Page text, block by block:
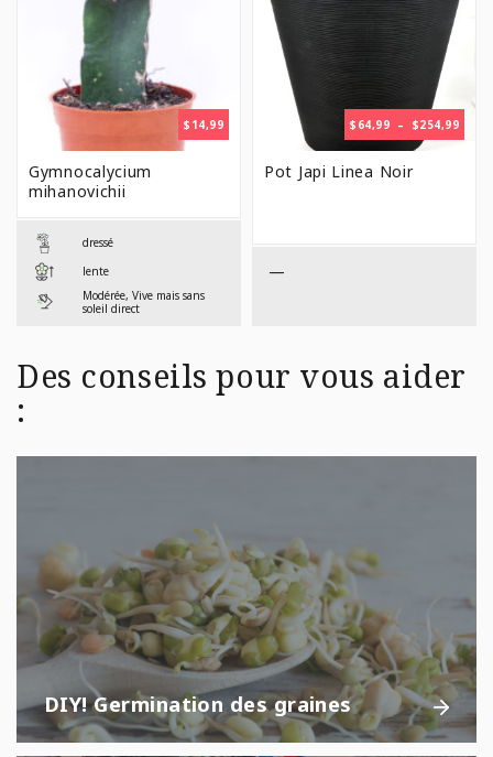
$ 14,99
Gymnocalycium
mihanovichii
dressé
lente
Modérée, Vive mais sans
soleil direct
$ 64,99 – $254,99
DE
Pot Japi Linea Noir
—
Des conseils pour vous aider
:
DIY! Germination des graines